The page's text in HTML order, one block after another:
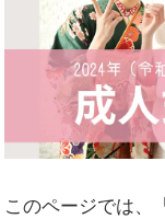
このページでは、